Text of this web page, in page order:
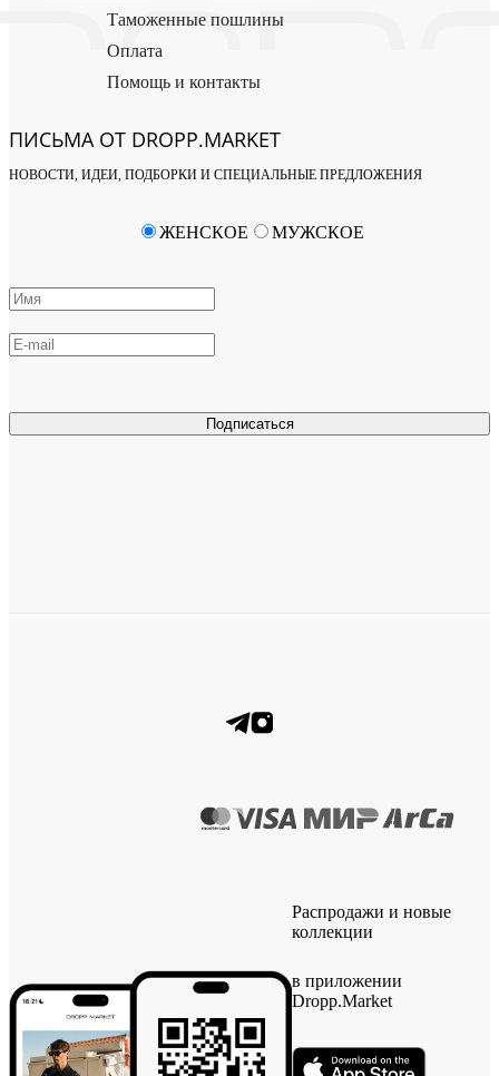
Таможенные пошлины
Оплата
Помощь и контакты
ПИСЬМА ОТ DROPP.MARKET
НОВОСТИ, ИДЕИ, ПОДБОРКИ И СПЕЦИАЛЬНЫЕ ПРЕДЛОЖЕНИЯ
Подписаться
ЖЕНСКОЕ МУЖСКОЕ
Распродажи и новые
коллекции
в приложении
Dropp.Market